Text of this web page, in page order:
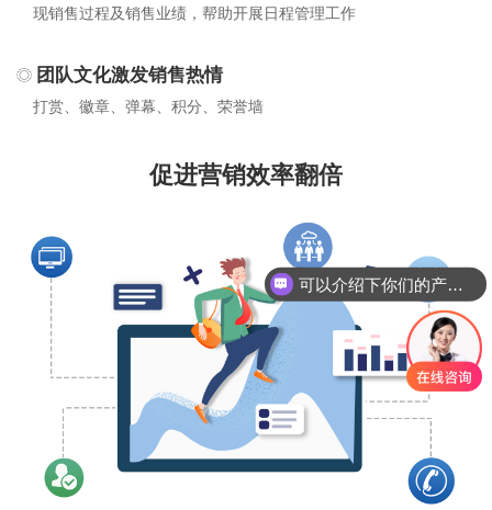
现销售过程及销售业绩，帮助开展日程管理工作
团队文化激发销售热情
打赏、徽章、弹幕、积分、荣誉墙
促进营销效率翻倍
可以介绍下你们的产品么